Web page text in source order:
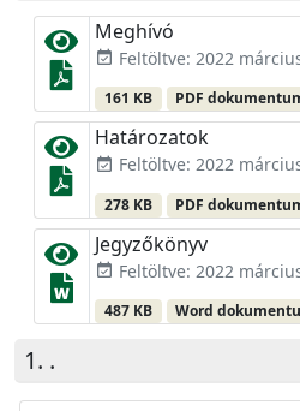
Meghívó
event_available Feltöltve: 2022
161 KB PDF
Határozatok
event_available Feltöltve: 2022
278 KB PDF
Jegyzőkönyv
event_available Feltöltve: 2022
487 KB Word
.